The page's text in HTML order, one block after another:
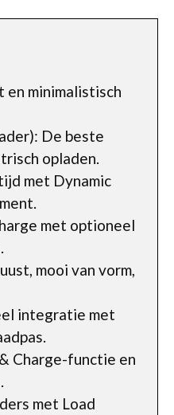
en minimalistisch
De beste
opladen.
met Dynamic
met optioneel
mooi van vorm,
integratie met
Charge-functie en
met Load